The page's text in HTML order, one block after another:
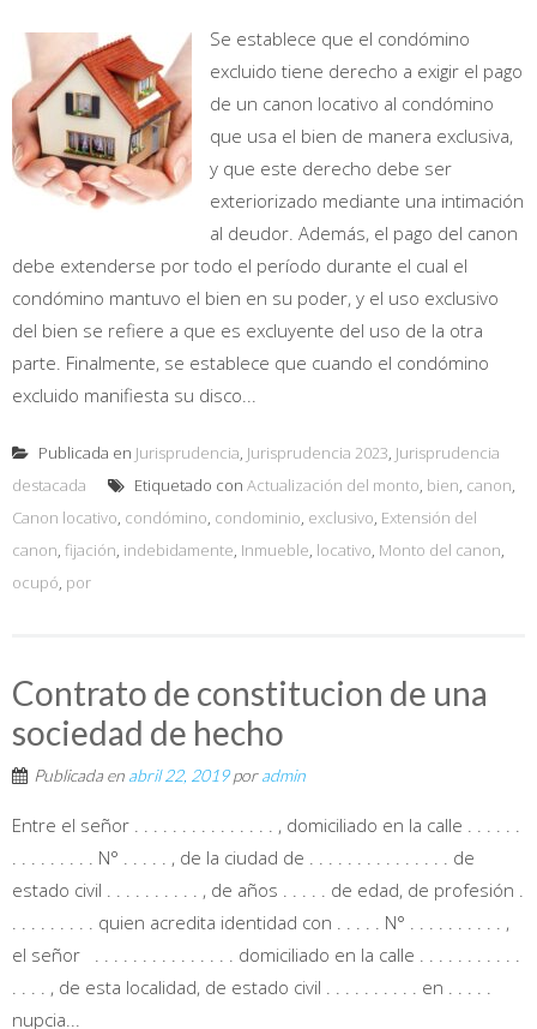
Se establece que el condómino
excluido tiene derecho a exigir el pago
de un canon locativo al condómino
que usa el bien de manera exclusiva,
y que este derecho debe ser
exteriorizado mediante una intimación
al deudor. Además, el pago del canon
debe extenderse por todo el período durante el cual el
condómino mantuvo el bien en su poder, y el uso exclusivo
del bien se refiere a que es excluyente del uso de la otra
parte. Finalmente, se establece que cuando el condómino
excluido manifiesta su disco...
Publicada en Jurisprudencia, Jurisprudencia 2023, Jurisprudencia
destacada
Etiquetado con Actualización del monto, bien, canon,
Canon locativo, condómino, condominio, exclusivo, Extensión del
canon, fijación, indebidamente, Inmueble, locativo, Monto del canon,
ocupó, por
Contrato de constitucion de una
sociedad de hecho
Publicada en abril 22, 2019poradmin
Entre el señor . . . . . . . . . . . . . . . , domiciliado en la calle . . . . . .
. . . . . . . . . N° . . . . . , de la ciudad de . . . . . . . . . . . . . . . de
estado civil . . . . . . . . . . , de años . . . . . de edad, de profesión .
. . . . . . . . . quien acredita identidad con . . . . . N° . . . . . . . . . . ,
el señor . . . . . . . . . . . . . . . domiciliado en la calle . . . . . . . . . . .
. . . . , de esta localidad, de estado civil . . . . . . . . . . en . . . . .
nupcia...